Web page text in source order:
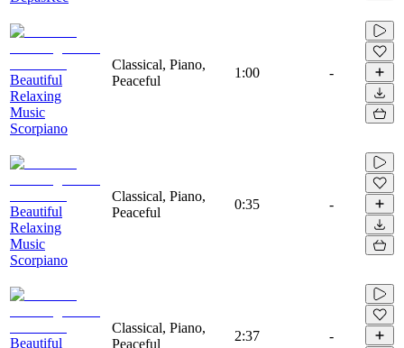
Beautiful
Relaxing
Music
Scorpiano
Classical, Piano,
Peaceful
1:00 -
Beautiful
Relaxing
Music
Scorpiano
Classical, Piano,
Peaceful
0:35 -
Beautiful
Classical, Piano,
Peaceful
2:37 -